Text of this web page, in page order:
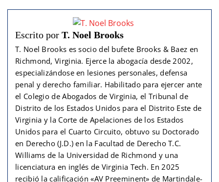
Escrito por T. Noel Brooks
T. Noel Brooks es socio del bufete Brooks & Baez en
Richmond, Virginia. Ejerce la abogacía desde 2002,
especializándose en lesiones personales, defensa
penal y derecho familiar. Habilitado para ejercer ante
el Colegio de Abogados de Virginia, el Tribunal de
Distrito de los Estados Unidos para el Distrito Este de
Virginia y la Corte de Apelaciones de los Estados
Unidos para el Cuarto Circuito, obtuvo su Doctorado
en Derecho (J.D.) en la Facultad de Derecho T.C.
Williams de la Universidad de Richmond y una
licenciatura en inglés de Virginia Tech. En 2025
recibió la calificación «AV Preeminent» de Martindale-